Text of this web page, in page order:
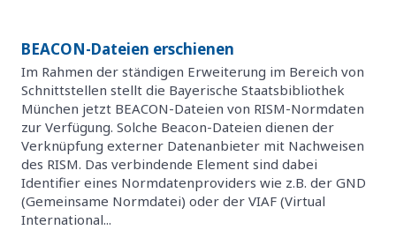
BEACON-Dateien erschienen
Im Rahmen der ständigen Erweiterung im Bereich von
Schnittstellen stellt die Bayerische Staatsbibliothek
München jetzt BEACON-Dateien von RISM-Normdaten
zur Verfügung. Solche Beacon-Dateien dienen der
Verknüpfung externer Datenanbieter mit Nachweisen
des RISM. Das verbindende Element sind dabei
Identifier eines Normdatenproviders wie z.B. der GND
(Gemeinsame Normdatei) oder der VIAF (Virtual
International...